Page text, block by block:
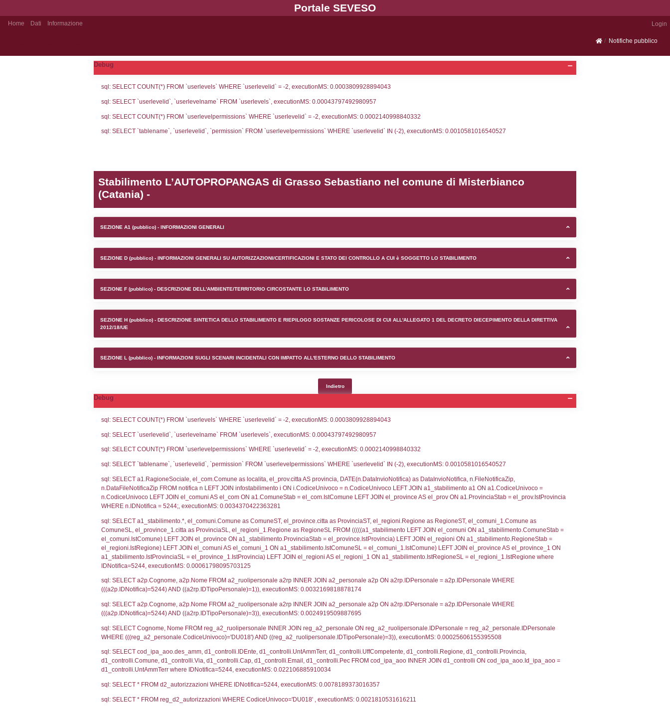
Portale SEVESO
Notifiche pubblico
Debug
sql: SELECT COUNT(*) FROM `userlevels` WHERE `userlevelid` = -2, executionMS: 0.0003809928894043
sql: SELECT COUNT(*) FROM `userlevelpermissions` WHERE `userlevelid` = -2, executionMS: 0.0002140998840332
Stabilimento L’AUTOPROPANGAS di Grasso Sebastiano nel
(Catania) -
SEZIONE A1 (pubblico) - INFORMAZIONI GENERALI
SEZIONE D (pubblico) - INFORMAZIONI GENERALI SU AUTORIZZAZIONI/CERTIFICAZIONI E STATO DEI CONTROLLO A CUI è SOGGETTO
SEZIONE F (pubblico) - DESCRIZIONE DELL'AMBIENTE/TERRITORIO CIRCOSTANTE LO STABILIMENTO
SEZIONE H (pubblico) - DESCRIZIONE SINTETICA DELLO STABILIMENTO E RIEPILOGO SOSTANZE PERICOLOSE DI CUI ALL'ALLEGATO
2012/18/UE
SEZIONE L (pubblico) - INFORMAZIONI SUGLI SCENARI INCIDENTALI CON IMPATTO ALL'ESTERNO DELLO STABILIMENTO
Debug
sql: SELECT `userlevelid`, `userlevelname` FROM `userlevels`, executionMS: 0.00043797492980957
sql: SELECT COUNT(*) FROM `userlevelpermissions` WHERE `userlevelid` = -2, executionMS: 0.0002140998840332